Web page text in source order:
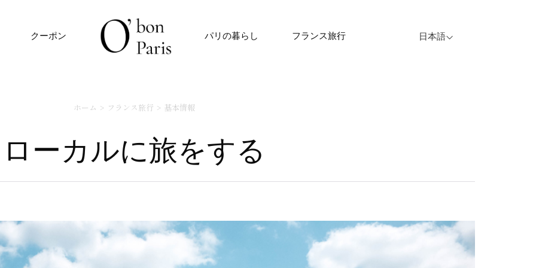
クーポン パリの暮らし フランス旅行 日本語
ホーム フランス旅行 基本情報
ローカルに旅をする